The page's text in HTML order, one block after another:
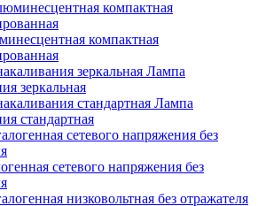
компактная
Лампа
зеркальная
Лампа
стандартная
сетевого напряжения без